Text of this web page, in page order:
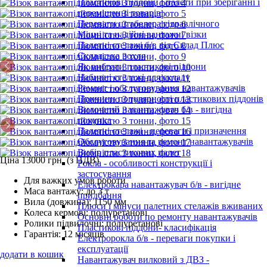
Пластикові піддони і палети при зберіганні і
переміщенні товарів
Переваги штабелера гідравлічного
Міцні та надійні вантажні візки
Палетні стелажі б/в від Склад Плюс
Складська рохля
Як вибрати пластикові піддони
Набивні стелажі для складу
Ремонт і обслуговування навантажувачів
Причини популярності пластикових піддонів
Вилочний навантажувач б/в - вигідна
покупка
Палетні стелажі - переваги і призначення
Обслуговування та ремонт навантажувачів
Вибір пластикових палет
Рокла - особливості конструкції і
застосування
Електрокара навантажувач б/в - вигідне
придбання
Плюси і мінуси палетних стелажів вживаних
Основні роботи по ремонту навантажувачів
Пластикові піддони- класифікація
Електророкла б/в - переваги покупки і
експлуатації
Навантажувач вилковий з ДВЗ -
Ціна 13000 грн. (з ПДВ)
Для важких умов роботи
Маса вантажу: до 3 т
Вила (довжина): 1150 мм
Колеса кермові: поліуретанові
Ролики підвилочні: поліуретанові
Гарантія: 12 місяців
додати в кошик